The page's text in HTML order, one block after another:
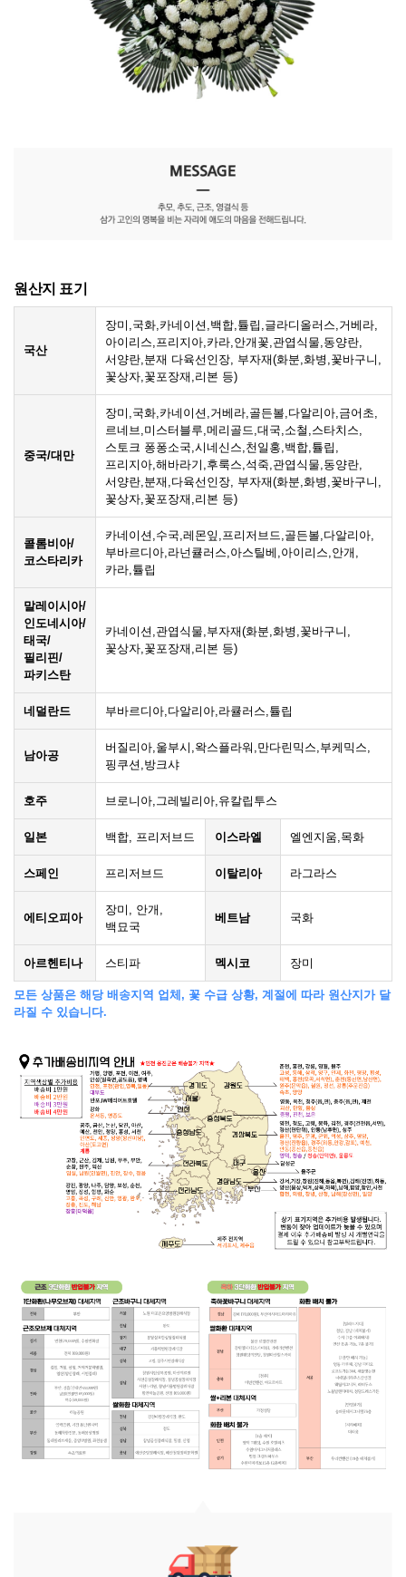
원산지 표기
국산
장미,국화,카네이션,백합,튤립,글라디올러스,거베라,
아이리스,프리지아,카라,안개꽃,관엽식물,동양란,
서양란,분재 다육선인장, 부자재(화분,화병,꽃바구니,
꽃상자,꽃포장재,리본 등)
중국/대만
장미,국화,카네이션,거베라,골든볼,다알리아,금어초,
르네브,미스터블루,메리골드,대국,소철,스타치스,
스토크 퐁퐁소국,시네신스,천일홍,백합,튤립,
프리지아,해바라기,후룩스,석죽,관엽식물,동양란,
서양란,분재,다육선인장, 부자재(화분,화병,꽃바구니,
꽃상자,꽃포장재,리본 등)
콜롬비아/
코스타리카
카네이션,수국,레몬잎,프리저브드,골든볼,다알리아,
부바르디아,라넌큘러스,아스틸베,아이리스,안개,
카라,튤립
말레이시아/
인도네시아/
태국/
필리핀/
파키스탄
카네이션,관엽식물,부자재(화분,화병,꽃바구니,
꽃상자,꽃포장재,리본 등)
네덜란드 부바르디아,다알리아,라큘러스,튤립
남아공
버질리아,울부시,왁스플라워,만다린믹스,부케믹스,
핑쿠션,방크샤
호주 브로니아,그레빌리아,유칼립투스
일본 백합, 프리저브드 이스라엘 엘엔지움,목화
스페인 프리저브드 이탈리아 라그라스
에티오피아
장미, 안개,
백묘국
베트남 국화
아르헨티나 스티파 멕시코 장미
모든 상품은 해당 배송지역 업체, 꽃 수급 상황, 계절에 따라 원산지가 달
라질 수 있습니다.